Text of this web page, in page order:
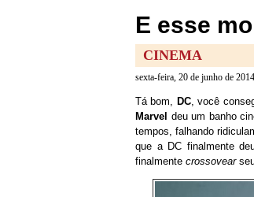
E esse
CINEMA
sexta-feira, 20 de junho de
Tá bom, DC, você
Marvel deu um banho
tempos, falhando
que a DC finalmente
finalmente crossovear